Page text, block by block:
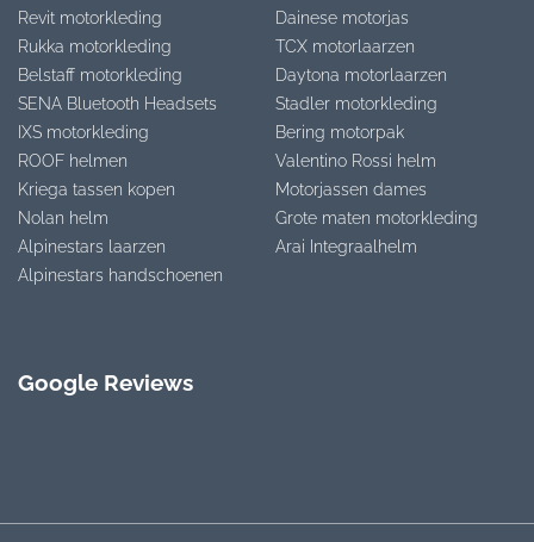
Revit motorkleding
Rukka motorkleding
Belstaff motorkleding
SENA Bluetooth Headsets
IXS motorkleding
ROOF helmen
Kriega tassen kopen
Nolan helm
Alpinestars laarzen
Alpinestars handschoenen
Dainese motorjas
TCX motorlaarzen
Daytona motorlaarzen
Stadler motorkleding
Bering motorpak
Valentino Rossi helm
Motorjassen dames
Grote maten motorkleding
Arai Integraalhelm
Google Reviews